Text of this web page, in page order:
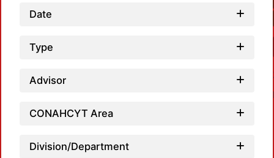
Date
Type
Advisor
CONAHCYT Area
Division/Department